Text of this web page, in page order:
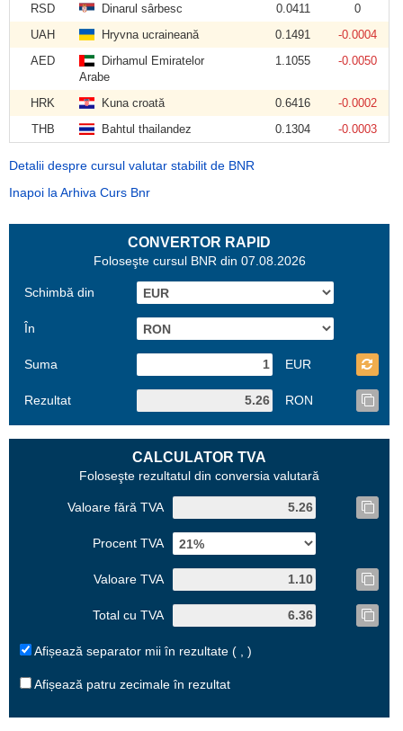
RSD
Dinarul sârbesc 0.0411
0
UAH
Hryvna ucraineană 0.1491
-0.0004
AED
Dirhamul Emiratelor
Arabe
1.1055 -0.0050
HRK Kuna croată 0.6416
-0.0002
THB
Bahtul thailandez 0.1304 -0.0003
Detalii despre cursul valutar stabilit de BNR
Inapoi la Arhiva Curs Bnr
CONVERTOR RAPID
Foloseşte cursul BNR din 07.08.2026
Schimbă din
În
Suma EUR
Rezultat RON
CALCULATOR TVA
Foloseşte rezultatul din conversia valutară
Valoare fără TVA
Procent TVA
Valoare TVA
Total cu TVA
Afișează separator mii în rezultate ( , )
Afișează patru zecimale în rezultat